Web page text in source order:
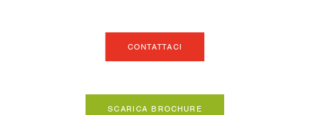
CONTATTACI
SCARICA BROCHURE